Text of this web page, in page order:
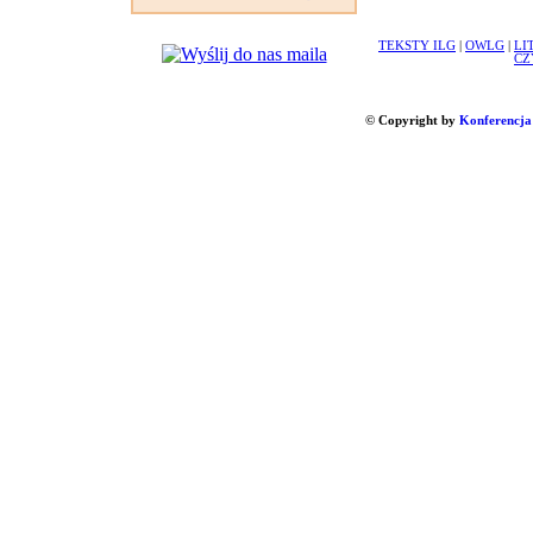
TEKSTY ILG OWLG
© Copyright by Konferencja